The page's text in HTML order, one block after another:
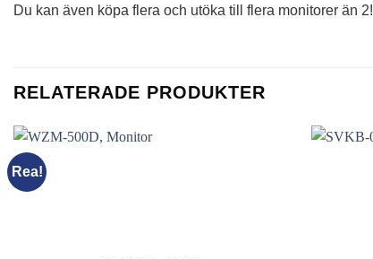
Du kan även köpa flera och utöka till flera monitorer än 2!
RELATERADE PRODUKTER
Rea!